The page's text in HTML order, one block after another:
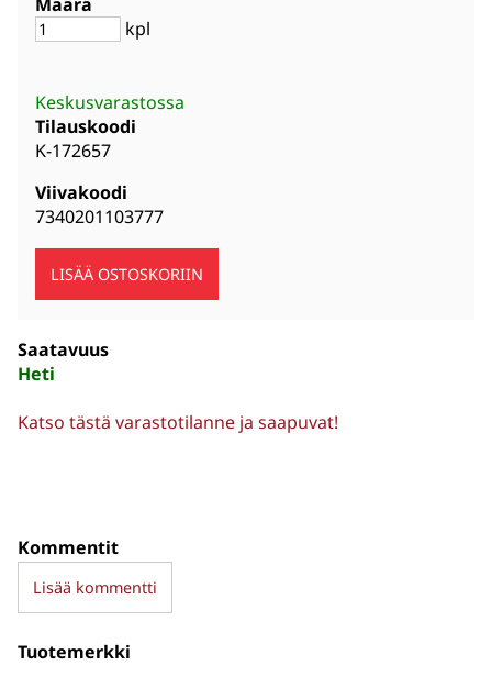
kpl
Keskusvarastossa
Tilauskoodi
K-172657
Viivakoodi
7340201103777
Saatavuus
Heti
Katso tästä varastotilanne ja saapuvat!
Kommentit
Lisää kommentti
Tuotemerkki